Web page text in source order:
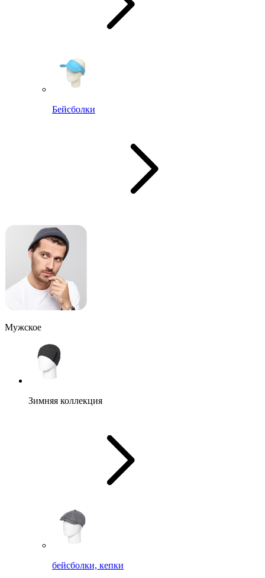
Бейсболки
Мужское
Зимняя коллекция
бейсболки, кепки